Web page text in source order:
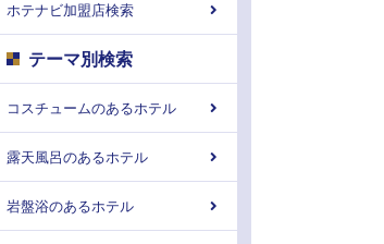
ホテナビ加盟店検索
テーマ別検索
コスチュームのあるホテル
露天風呂のあるホテル
岩盤浴のあるホテル